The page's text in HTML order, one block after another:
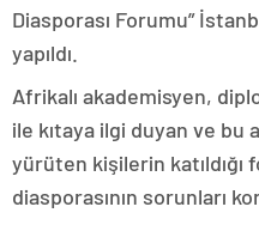
Diasporası Forumu”
yapıldı.
Afrikalı akademisyen,
ile kıtaya ilgi duyan ve bu
yürüten kişilerin katıldığı
diasporasının sorunları